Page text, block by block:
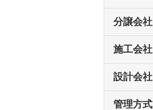
分譲会社
施工会社
設計会社
管理方式